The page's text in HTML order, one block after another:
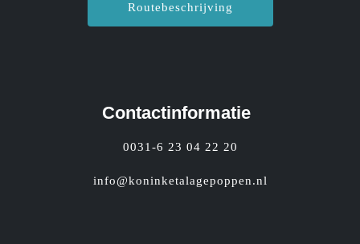
Routebeschrijving
Contactinformatie
0031-6 23 04 22 20
info@koninketalagepoppen.nl